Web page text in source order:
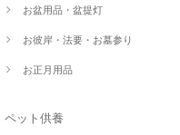
お盆用品・盆提灯
お彼岸・法要・お墓参り
お正月用品
ペット供養